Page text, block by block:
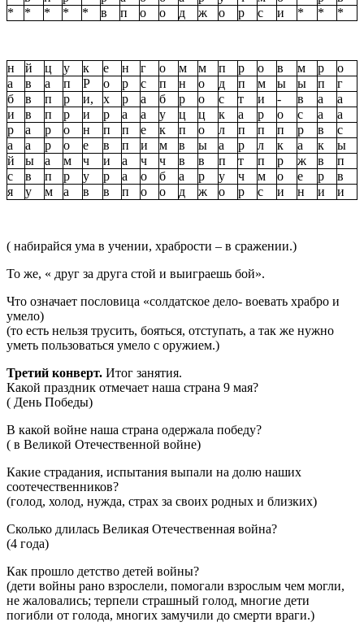
*
* * * * в п о о д ж о р с и * * *
н й ц у к е н г о м м п р о в м р
о
а
в а п Р о р с п н о д п м ы ы п
г
б
в п р и, х р а б р о с т и - в а
а
и
в п р и р а а у ц ц к а р о с а
а
р
а р о н п п е к п о л п п п р в
с
а
а р о е в п и м в ы а р л к а к
ы
й
ы а м ч и а ч ч в в п т п р ж в
п
с
в п р у р а о б а р у ч м о е р
в
я
у м а в в п о о д ж о р с и н и и
( набирайся ума в учении, храбрости – в сражении.)
То же, « друг за друга стой и выиграешь бой».
Что означает пословица «солдатское дело- воевать храбро и
умело)
(то есть нельзя трусить, бояться, отступать, а так же нужно
уметь пользоваться умело с оружием.)
Третий конверт. Итог занятия.
Какой праздник отмечает наша страна 9 мая?
( День Победы)
В какой войне наша страна одержала победу?
( в Великой Отечественной войне)
Какие страдания, испытания выпали на долю наших
соотечественников?
(голод, холод, нужда, страх за своих родных и близких)
Сколько длилась Великая Отечественная война?
(4 года)
Как прошло детство детей войны?
(дети войны рано взрослели, помогали взрослым чем могли,
не жаловались; терпели страшный голод, многие дети
погибли от голода, многих замучили до смерти враги.)